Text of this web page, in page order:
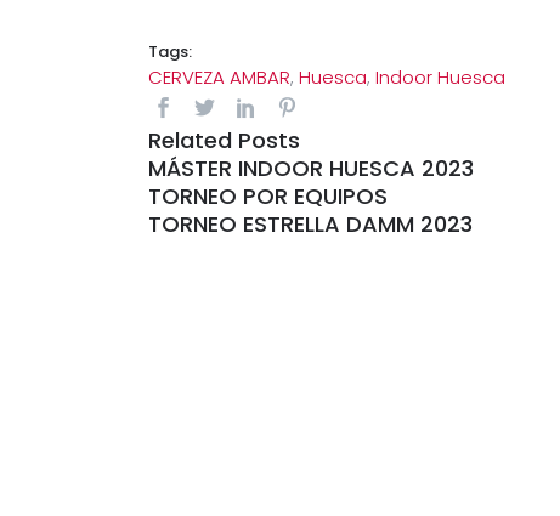
Tags:
CERVEZA AMBAR, Huesca, Indoor Huesca
Related Posts
MÁSTER INDOOR HUESCA 2023
TORNEO POR EQUIPOS
TORNEO ESTRELLA DAMM 2023